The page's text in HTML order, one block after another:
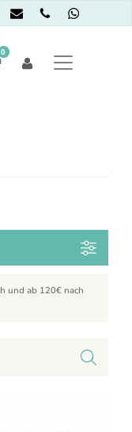
0
und ab 120€ nach